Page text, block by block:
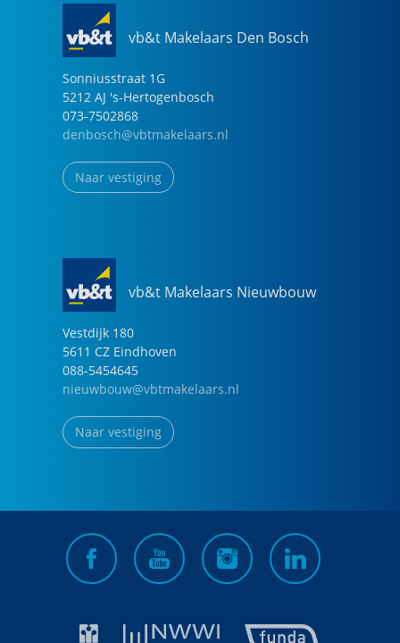
vb&t Makelaars Den Bosch
Sonniusstraat 1G
5212 AJ 's-Hertogenbosch
073-7502868
denbosch@vbtmakelaars.nl
Naar vestiging
vb&t Makelaars Nieuwbouw
Vestdijk 180
5611 CZ Eindhoven
088-5454645
nieuwbouw@vbtmakelaars.nl
Naar vestiging